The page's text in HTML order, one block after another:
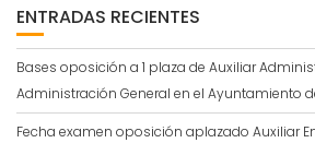
ENTRADAS RECIENTES
Bases oposición a 1 plaza de Auxiliar
Administración General en el Ayuntamiento
Fecha examen oposición aplazado Auxiliar